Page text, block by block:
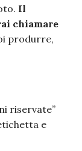
Il
chiamare
produrre,
riservate”
e